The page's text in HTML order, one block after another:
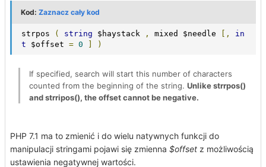
Kod: Zaznacz cały kod
strpos ( string $haystack , mixed $needle [,
in
t $offset = 0 )
If specified, search will start this number of characters
counted from the beginning of the string. Unlike strrpos()
and strripos(), the offset cannot be negative.
PHP 7.1 ma to zmienić i do wielu natywnych funkcji do
manipulacji stringami pojawi się zmienna $offset z możliwością
ustawienia negatywnej wartości.